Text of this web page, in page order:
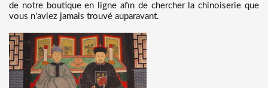
de notre boutique en ligne afin de chercher la chinoiserie que
vous n'aviez jamais trouvé auparavant.